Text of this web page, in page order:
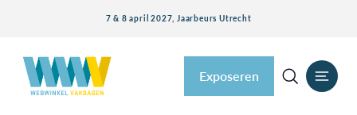
7 & 8 april 2027, Jaarbeurs Utrecht
Exposeren